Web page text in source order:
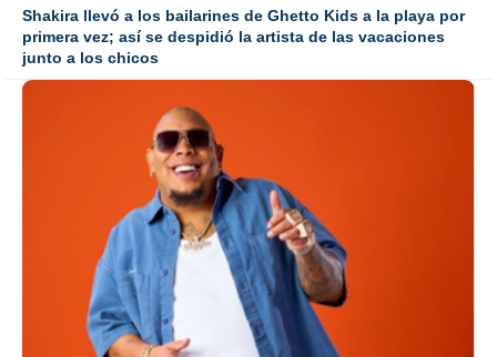
Shakira llevó a los bailarines de Ghetto Kids a la playa por
primera vez; así se despidió la artista de las vacaciones
junto a los chicos